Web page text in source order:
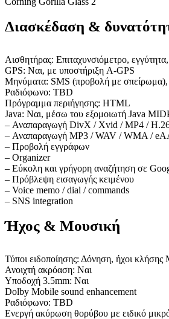
Διασκέδαση &
Αισθητήρας: Επιταχυνσιόμετρο,
GPS: Ναι, με υποστήριξη A-GPS
Μηνύματα: SMS (προβολή με
Ραδιόφωνο: TBD
Πρόγραμμα περιήγησης: HTML
Java: Ναι, μέσω του εξομοιωτή Java
– Αναπαραγωγή DivX / Xvid / MP4 /
– Αναπαραγωγή MP3 / WAV / WMA /
– Προβολή εγγράφων
– Organizer
– Εύκολη και γρήγορη αναζήτηση σε
– Πρόβλεψη εισαγωγής κειμένου
– Voice memo / dial / commands
– SNS integration
Ήχος & Μουσική
Τύποι ειδοποίησης: Δόνηση, ήχοι κλήσης
Ανοιχτή ακρόαση: Ναι
Υποδοχή 3.5mm: Ναι
Dolby Mobile sound enhancement
Ραδιόφωνο: TBD
Ενεργή ακύρωση θορύβου με ειδικό